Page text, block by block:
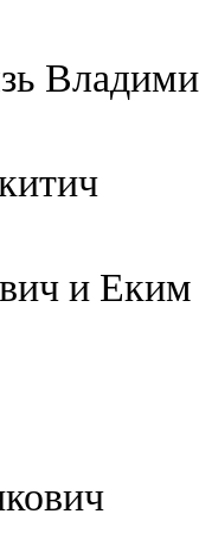
и Еким